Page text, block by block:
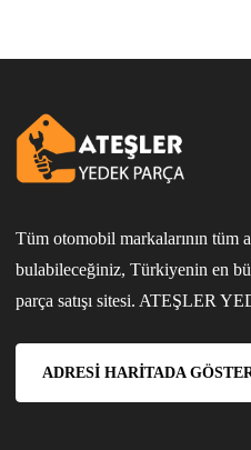
Tüm otomobil markalarının tüm
bulabileceğiniz, Türkiyenin en
parça satışı sitesi. ATEŞLER
ADRESI HARITADA